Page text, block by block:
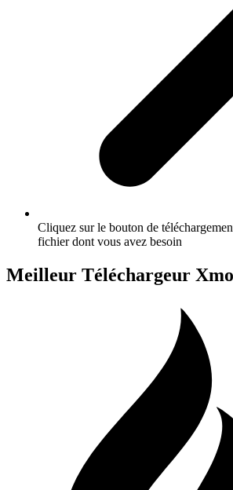
Cliquez sur le bouton de
fichier dont vous avez besoin
Meilleur Téléchargeur